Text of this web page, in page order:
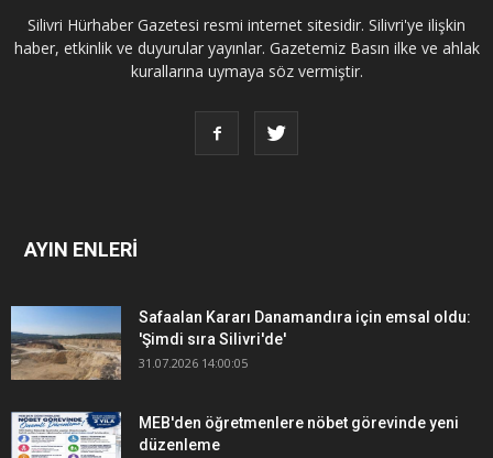
Silivri Hürhaber Gazetesi resmi internet sitesidir. Silivri'ye ilişkin
haber, etkinlik ve duyurular yayınlar. Gazetemiz Basın ilke ve ahlak
kurallarına uymaya söz vermiştir.
AYIN ENLERİ
Safaalan Kararı Danamandıra için emsal oldu:
'Şimdi sıra Silivri'de'
31.07.2026 14:00:05
MEB'den öğretmenlere nöbet görevinde yeni
düzenleme